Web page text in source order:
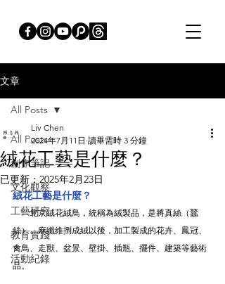
文章
All Posts
創作筆記
文化觀察
工藝研究
教育實踐
活動紀錄
All Posts
絨花工藝是什麼？
Liv Chen
2024年7月11日 讀畢需時 3 分鐘
已更新： 2025年2月23日
絨花工藝是什麼？
北京絨花絨鳥，統稱為絨製品，是將真絲（蠶
絲）、麻纖維捯成絨以後，加工製成的花卉、鳳冠、
禽鳥、走獸、盆景、壁掛、插瓶、擺件、建築等藝術
品。